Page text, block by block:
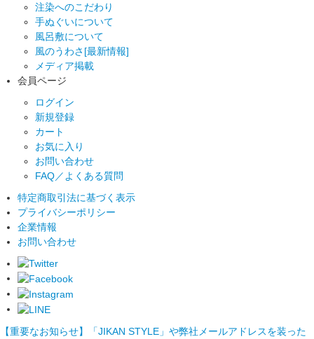
注染へのこだわり
手ぬぐいについて
風呂敷について
風のうわさ[最新情報]
メディア掲載
会員ページ
ログイン
新規登録
カート
お気に入り
お問い合わせ
FAQ／よくある質問
特定商取引法に基づく表示
プライバシーポリシー
企業情報
お問い合わせ
【重要なお知らせ】「JIKAN STYLE」や弊社メールアドレスを装った